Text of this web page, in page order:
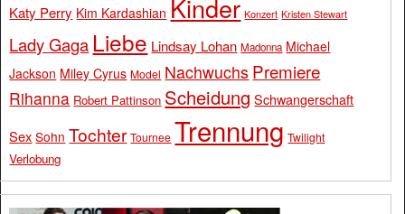
Katy Perry Kim Kardashian Kinder Konzert Kristen Stewart
Lady Gaga Liebe Lindsay Lohan Madonna Michael
Jackson Miley Cyrus Model Nachwuchs Premiere
Rihanna Robert Pattinson Scheidung Schwangerschaft
Sex Sohn Tochter Tournee Trennung Twilight
Verlobung